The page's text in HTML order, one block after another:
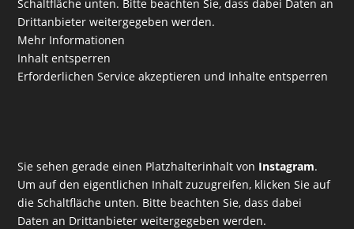
Schaltfläche unten. Bitte beachten Sie, dass dabei Daten an
Drittanbieter weitergegeben werden.
Mehr Informationen
Inhalt entsperren
Erforderlichen Service akzeptieren und Inhalte entsperren
Sie sehen gerade einen Platzhalterinhalt von Instagram.
Um auf den eigentlichen Inhalt zuzugreifen, klicken Sie auf
die Schaltfläche unten. Bitte beachten Sie, dass dabei
Daten an Drittanbieter weitergegeben werden.